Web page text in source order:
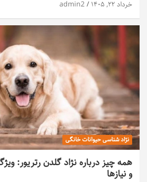
خرداد ۲۲, ۱۴۰۵ admin2
نژاد شناسی حیوانات خانگی
همه چیز درباره نژاد گلدن رتریور:
و نیازها